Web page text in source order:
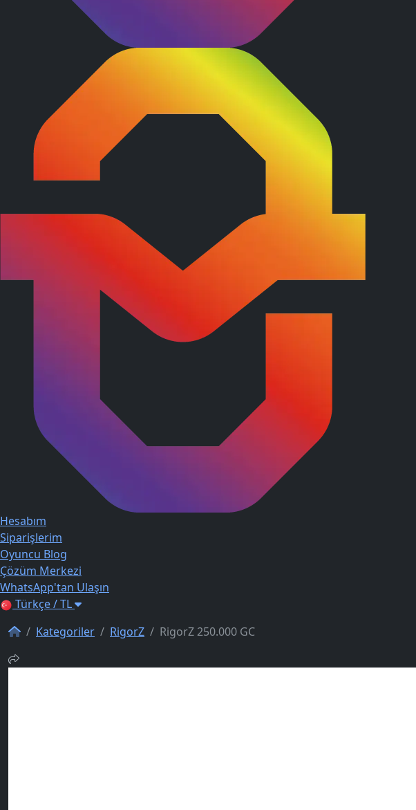
Hesabım
Siparişlerim
Oyuncu Blog
Çözüm Merkezi
WhatsApp'tan Ulaşın
Türkçe / TL
Kategoriler
RigorZ RigorZ 250.000 GC